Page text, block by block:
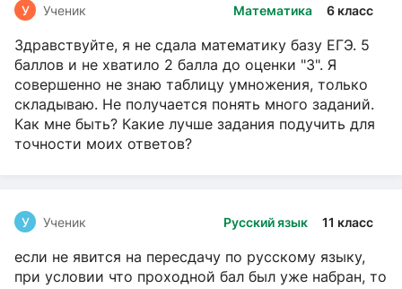
Математика 6 класс
У Ученик
Здравствуйте, я не сдала математику базу ЕГЭ. 5
баллов и не хватило 2 балла до оценки "3". Я
совершенно не знаю таблицу умножения, только
складываю. Не получается понять много заданий.
Как мне быть? Какие лучше задания подучить для
точности моих ответов?
Русский язык 11 класс
У Ученик
если не явится на пересдачу по русскому языку,
при условии что проходной бал был уже набран, то